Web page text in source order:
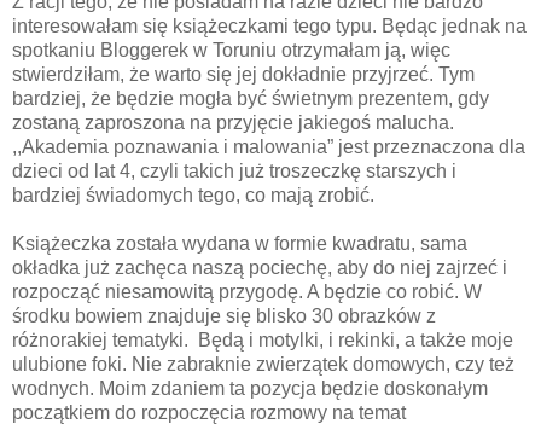
interesowałam się książeczkami tego typu. Będąc jednak na
spotkaniu Bloggerek w Toruniu otrzymałam ją, więc
stwierdziłam, że warto się jej dokładnie przyjrzeć. Tym
bardziej, że będzie mogła być świetnym prezentem, gdy
zostaną zaproszona na przyjęcie jakiegoś malucha.
,,Akademia poznawania i malowania” jest przeznaczona dla
dzieci od lat 4, czyli takich już troszeczkę starszych i
bardziej świadomych tego, co mają zrobić.
Książeczka została wydana w formie kwadratu, sama
okładka już zachęca naszą pociechę, aby do niej zajrzeć i
rozpocząć niesamowitą przygodę. A będzie co robić. W
środku bowiem znajduje się blisko 30 obrazków z
różnorakiej tematyki.
Będą i motylki, i rekinki, a także moje
ulubione foki. Nie zabraknie zwierzątek domowych, czy też
wodnych. Moim zdaniem ta pozycja będzie doskonałym
początkiem do rozpoczęcia rozmowy na temat